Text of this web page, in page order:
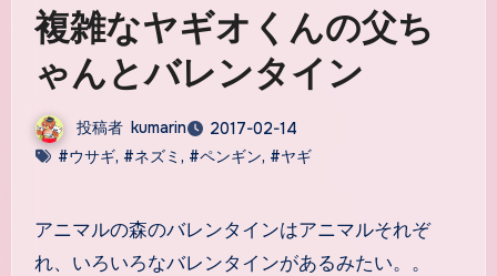
複雑なヤギオくんの父ち
ゃんとバレンタイン
投稿者 kumarin
2017-02-14
#ウサギ, #ネズミ , #ペンギン, #ヤギ
アニマルの森のバレンタインはアニマルそれぞ
れ、いろいろなバレンタインがあるみたい。。